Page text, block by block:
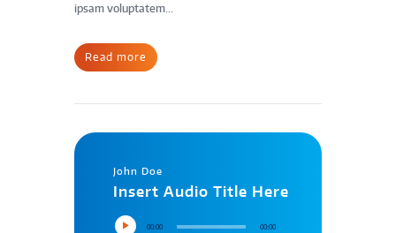
ipsam voluptatem...
Read more
John Doe
Insert Audio Title Here
00:00 00:00